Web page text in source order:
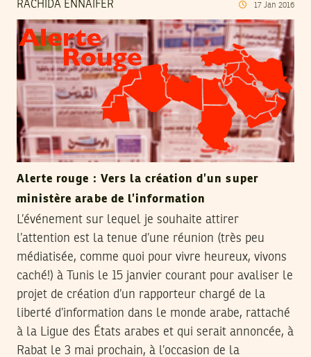
RACHIDA ENNAIFER 17 Jan 2016
Alerte rouge : Vers la création d’un super
ministère arabe de l’information
L’événement sur lequel je souhaite attirer
l’attention est la tenue d’une réunion (très peu
médiatisée, comme quoi pour vivre heureux, vivons
caché!) à Tunis le 15 janvier courant pour avaliser le
projet de création d’un rapporteur chargé de la
liberté d’information dans le monde arabe, rattaché
à la Ligue des États arabes et qui serait annoncée, à
Rabat le 3 mai prochain, à l’occasion de la